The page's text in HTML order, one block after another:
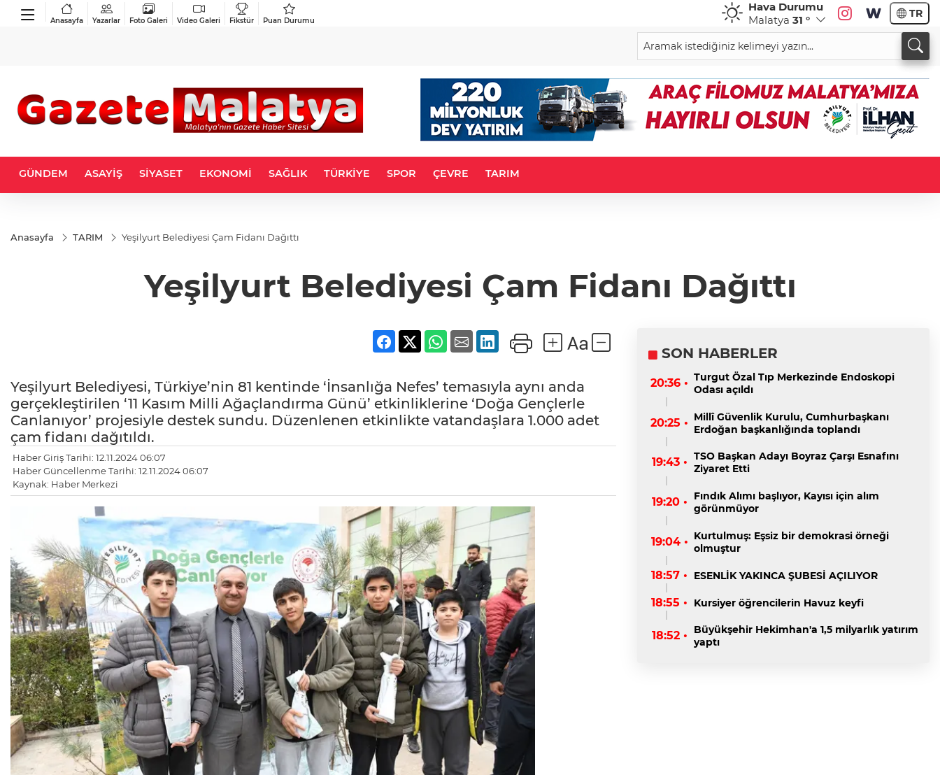
Anasayfa Yazarlar Foto Galeri Video Galeri Fikstür Puan Durumu
Hava Durumu
Malatya 31 ° TR
GÜNDEM ASAYİŞ SİYASET EKONOMİ SAĞLIK TÜRKİYE SPOR ÇEVRE TARIM
Anasayfa TARIM Yeşilyurt Belediyesi Çam Fidanı Dağıttı
Yeşilyurt Belediyesi Çam Fidanı Dağıttı
Yeşilyurt Belediyesi, Türkiye’nin 81 kentinde ‘İnsanlığa Nefes’ temasıyla aynı anda
gerçekleştirilen ‘11 Kasım Milli Ağaçlandırma Günü’ etkinliklerine ‘Doğa Gençlerle
Canlanıyor’ projesiyle destek sundu. Düzenlenen etkinlikte vatandaşlara 1.000 adet
çam fidanı dağıtıldı.
Haber Giriş Tarihi: 12.11.2024 06:07
Haber Güncellenme Tarihi: 12.11.2024 06:07
Kaynak: Haber Merkezi
SON HABERLER
20:36 • Turgut Özal Tıp Merkezinde Endoskopi
Odası açıldı
20:25 • Millî Güvenlik Kurulu, Cumhurbaşkanı
Erdoğan başkanlığında toplandı
19:43 • TSO Başkan Adayı Boyraz Çarşı Esnafını
Ziyaret Etti
19:20 •
Fındık Alımı başlıyor, Kayısı için alım
görünmüyor
19:04 • Kurtulmuş: Eşsiz bir demokrasi örneği
olmuştur
18:57 • ESENLİK YAKINCA ŞUBESİ AÇILIYOR
18:55 • Kursiyer öğrencilerin Havuz keyfi
18:52 •
Büyükşehir Hekimhan'a 1,5 milyarlık yatırım
yaptı